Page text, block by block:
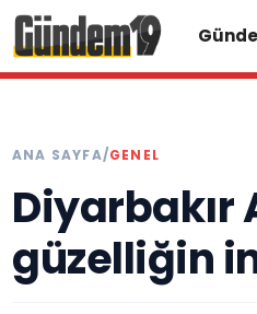
ANA SAYFA/GENEL
Diyarbakır
güzelliğin